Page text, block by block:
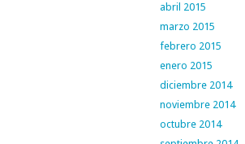
abril 2015
marzo 2015
febrero 2015
enero 2015
diciembre 2014
noviembre 2014
octubre 2014